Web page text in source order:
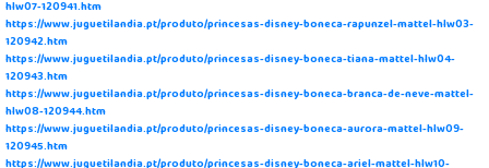
hlw07-120941.htm
https://www.juguetilandia.pt/produto/princesas-disney-boneca-rapunzel-mattel-hlw03-
120942.htm
https://www.juguetilandia.pt/produto/princesas-disney-boneca-tiana-mattel-hlw04-
120943.htm
https://www.juguetilandia.pt/produto/princesas-disney-boneca-branca-de-neve-mattel-
hlw08-120944.htm
https://www.juguetilandia.pt/produto/princesas-disney-boneca-aurora-mattel-hlw09-
120945.htm